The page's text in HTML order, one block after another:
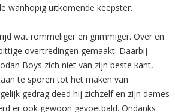
wanhopig uitkomende keepster.
wat rommeliger en grimmiger. Over en
overtredingen gemaakt. Daarbij
Boys zich niet van zijn beste kant,
te sporen tot het maken van
gedrag deed hij zichzelf en zijn dames
er ook gewoon gevoetbald. Ondanks